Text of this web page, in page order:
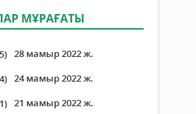
МҰРАҒАТЫ
28 мамыр 2022 ж.
24 мамыр 2022 ж.
21 мамыр 2022 ж.